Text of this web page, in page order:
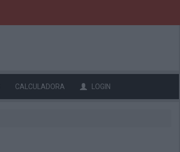
CALCULADORA LOGIN